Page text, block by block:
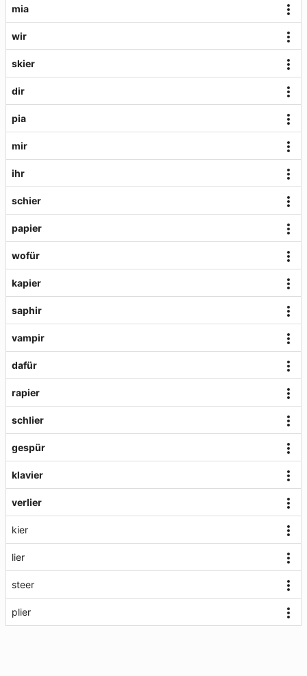
mia
wir
skier
dir
pia
mir
ihr
schier
papier
wofür
kapier
saphir
vampir
dafür
rapier
schlier
gespür
klavier
verlier
kier
lier
steer
plier